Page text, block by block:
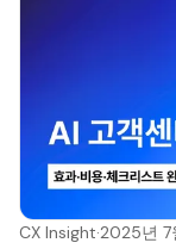
CX Insight·2025년 7